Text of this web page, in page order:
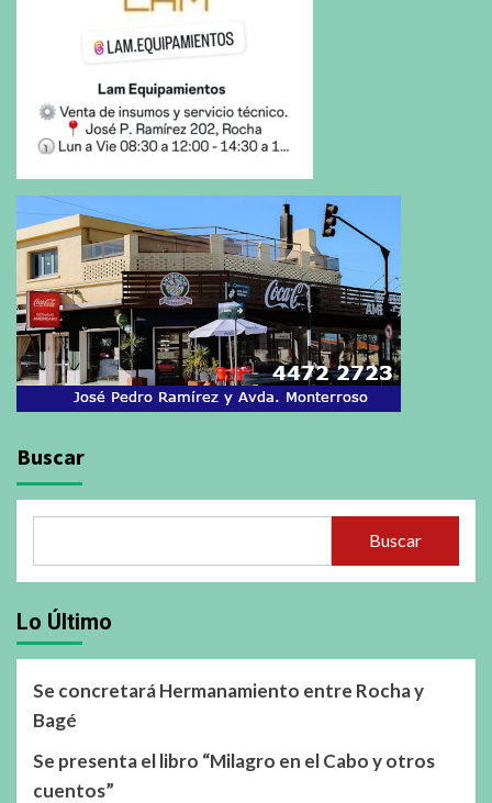
Buscar
Buscar
Lo Último
Se concretará Hermanamiento entre Rocha y
Bagé
Se presenta el libro “Milagro en el Cabo y otros
cuentos”